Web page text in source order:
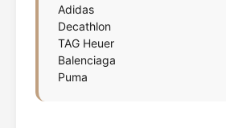
Adidas
Decathlon
TAG Heuer
Balenciaga
Puma